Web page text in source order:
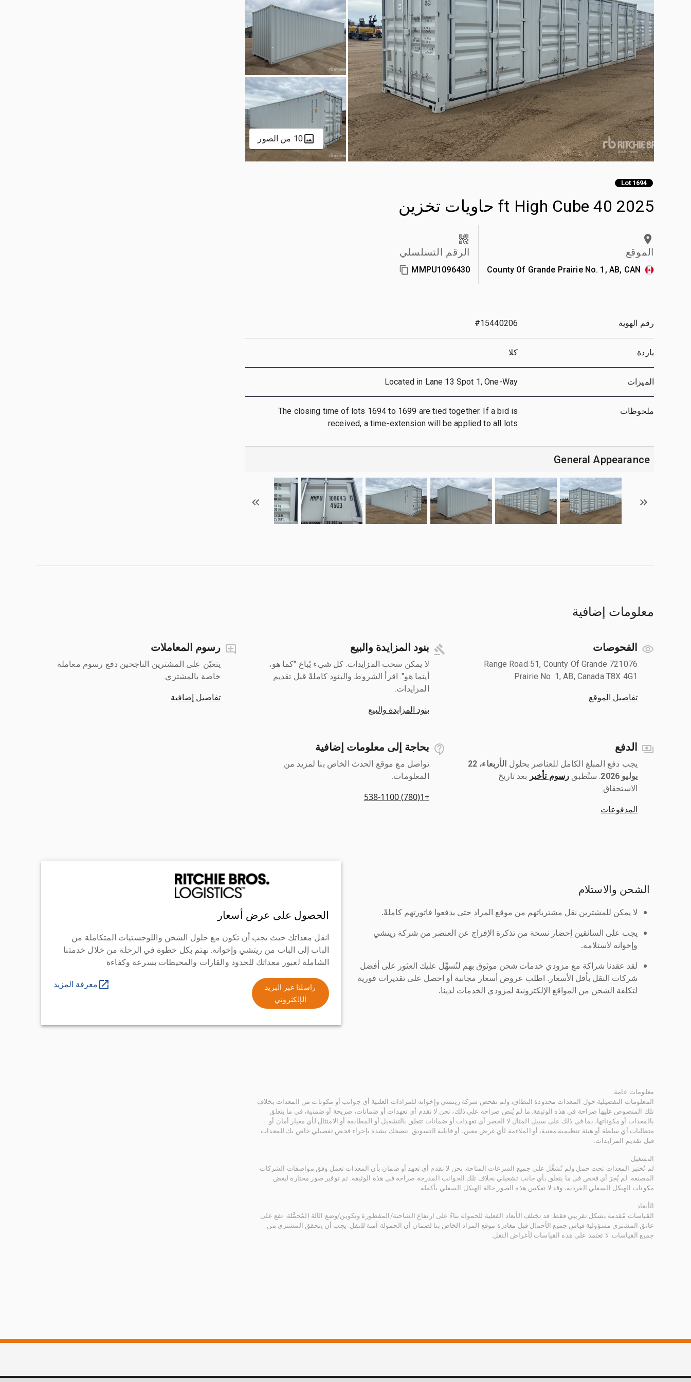
10 من الصور
Lot 1694
2025 40 ft High Cube حاويات تخزين
الموقع
County Of Grande Prairie No. 1, AB, CAN
الرقم التسلسلي
MMPU1096430
رقم الهوية #15440206
ياردة كلا
الميزات Located in Lane 13 Spot 1, One-Way
ملحوظات
The closing time of lots 1694 to 1699 are tied together. If a bid is
received, a time-extension will be applied to all lots
General Appearance
معلومات إضافية
الفحوصات
721076 Range Road 51, County Of Grande
Prairie No. 1, AB, Canada T8X 4G1
تفاصيل الموقع
بنود المزايدة والبيع
لا يمكن سحب المزايدات. كل شيء يُباع "كما هو،
أينما هو". اقرأ الشروط والبنود كاملةً قبل تقديم
المزايدات.
بنود المزايدة والبيع
رسوم المعاملات
يتعيّن على المشترين الناجحين دفع رسوم معاملة
خاصة بالمشتري.
تفاصيل إضافية
الدفع
يجب دفع المبلغ الكامل للعناصر بحلول ‎
الأربعاء، 22
يوليو 2026
رسوم تأخير بعد تاريخ
الاستحقاق.
المدفوعات
بحاجة إلى معلومات إضافية
تواصل مع موقع الحدث الخاص بنا لمزيد من
المعلومات.
+1(780) 538-1100
الشحن والاستلام
لا يمكن للمشترين نقل مشترياتهم من موقع المزاد حتى يدفعوا فاتورتهم كاملةً.
يجب على السائقين إحضار نسخة من تذكرة الإفراج عن العنصر من شركة ريتشي
وإخوانه لاستلامه.
لقد عقدنا شراكة مع مزودي خدمات شحن موثوق بهم لنُسهِّل عليك العثور على أفضل
شركات النقل بأقل الأسعار. اطلب عروض أسعار مجانية أو احصل على تقديرات فورية
لتكلفة الشحن من المواقع الإلكترونية لمزودي الخدمات لدينا.
الحصول على عرض أسعار
انقل معداتك حيث يجب أن تكون مع حلول الشحن واللوجستيات المتكاملة من
الباب إلى الباب من ريتشي وإخوانه. نهتم بكل خطوة في الرحلة من خلال خدمتنا
الشاملة لعبور معداتك للحدود والقارات والمحيطات بسرعة وكفاءة
راسلنا عبر البريد
الإلكتروني
معرفة المزيد
معلومات عامة
المعلومات التفصيلية حول المعدات محدودة النطاق، ولم تفحص شركة ريتشي وإخوانه للمزادات العلنية أي جوانب أو مكونات من المعدات بخلاف
تلك المنصوص عليها صراحة في هذه الوثيقة. ما لم يُنص صراحة على ذلك، نحن لا نقدم أي تعهدات أو ضمانات، صريحة أو ضمنية، في ما يتعلق
بالمعدات أو مكوناتها، بما في ذلك على سبيل المثال لا الحصر أي تعهدات أو ضمانات تتعلق بالتشغيل أو المطابقة أو الامتثال لأي معيار أمان أو
متطلبات أي سلطة أو هيئة تنظيمية معنية، أو الملاءمة لأي غرض معين، أو قابلية التسويق. ننصحك بشدة بإجراء فحص تفصيلي خاص بك للمعدات
قبل تقديم المزايدات.
التشغيل
لم تُختبر المعدات تحت حمل ولم تُشغَّل على جميع السرعات المتاحة. نحن لا نقدم أي تعهد أو ضمان بأن المعدات تعمل وفق مواصفات الشركات
المصنعة. لم يُجرَ أي فحص في ما يتعلق بأي جانب تشغيلي بخلاف تلك الجوانب المدرجة صراحة في هذه الوثيقة. تم توفير صور مختارة لبعض
مكونات الهيكل السفلي الفردية، وقد لا تعكس هذه الصور حالة الهيكل السفلي بأكمله.
الأبعاد
القياسات مُقدمة بشكل تقريبي فقط. قد تختلف الأبعاد الفعلية للحمولة بناءً على ارتفاع الشاحنة/المقطورة وتكوين/وضع الآلة المُحمَّلة. تقع على
عاتق المشتري مسؤولية قياس جميع الأحمال قبل مغادرة موقع المزاد الخاص بنا لضمان أن الحمولة آمنة للنقل. يجب أن يتحقق المشتري من
جميع القياسات. لا تعتمد على هذه القياسات لأغراض النقل.